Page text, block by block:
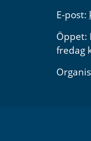
E-post:
Öppet:
fredag